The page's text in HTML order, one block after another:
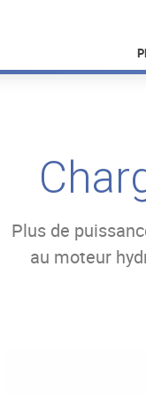
Plus de
au moteur